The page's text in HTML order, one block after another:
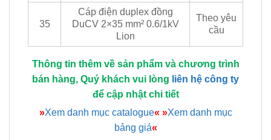
35
Cáp điện duplex đồng
DuCV 2×35 mm² 0.6/1kV
Lion
Theo yêu
cầu
Thông tin thêm về sản phẩm và chương trình
bán hàng, Quý khách vui lòng liên hệ công ty
để cập nhật chi tiết
»Xem danh mục catalogue« »Xem danh mục
bảng giá«